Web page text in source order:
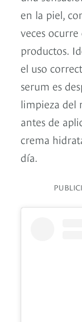
en la piel,
veces ocurre
productos.
el uso
serum es
limpieza del
antes de
crema
día.